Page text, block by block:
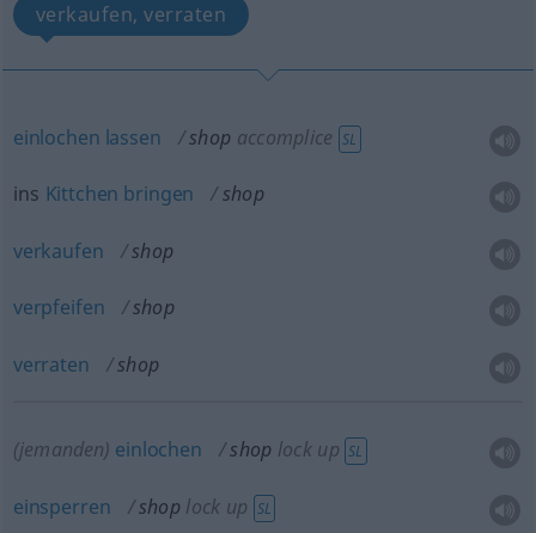
verkaufen, verraten
einlochen lassen shop accomplice SL
ins Kittchen bringen shop
verkaufen shop
verpfeifen shop
verraten shop
(jemanden) einlochen shop lock up SL
einsperren shop lock up SL